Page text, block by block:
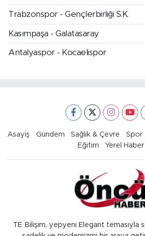
Trabzonspor - Gençlerbirliği S.K.
Kasımpaşa - Galatasaray
Antalyaspor - Kocaelispor
Asayiş Gündem Sağlık & Çevre Spor
Eğitim
Yerel Haber
TE Bilişim, yepyeni Elegant temasıyla